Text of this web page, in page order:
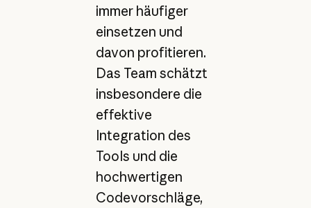
immer häufiger
einsetzen und
davon profitieren.
Das Team schätzt
insbesondere die
effektive
Integration des
Tools und die
hochwertigen
Codevorschläge,